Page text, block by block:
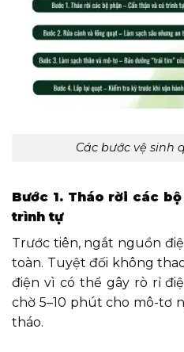
Các bước vệ sinh
Bước 1. Tháo rời các
trình tự
Trước tiên, ngắt nguồn
toàn. Tuyệt đối không
điện vì có thể gây rò rỉ
chờ 5–10 phút cho mô-tơ
tháo.